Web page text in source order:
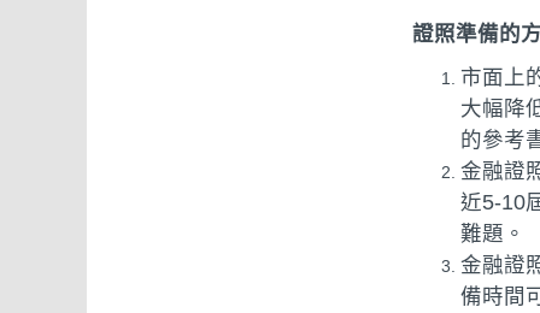
證照準備的
市面上
大幅降
的參考
金融證
近5-10
難題。
金融證
備時間